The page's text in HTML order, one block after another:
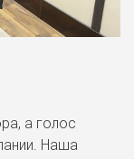
а голос
Наша